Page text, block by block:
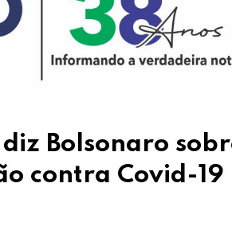
Bolsonaro
contra Covid-19